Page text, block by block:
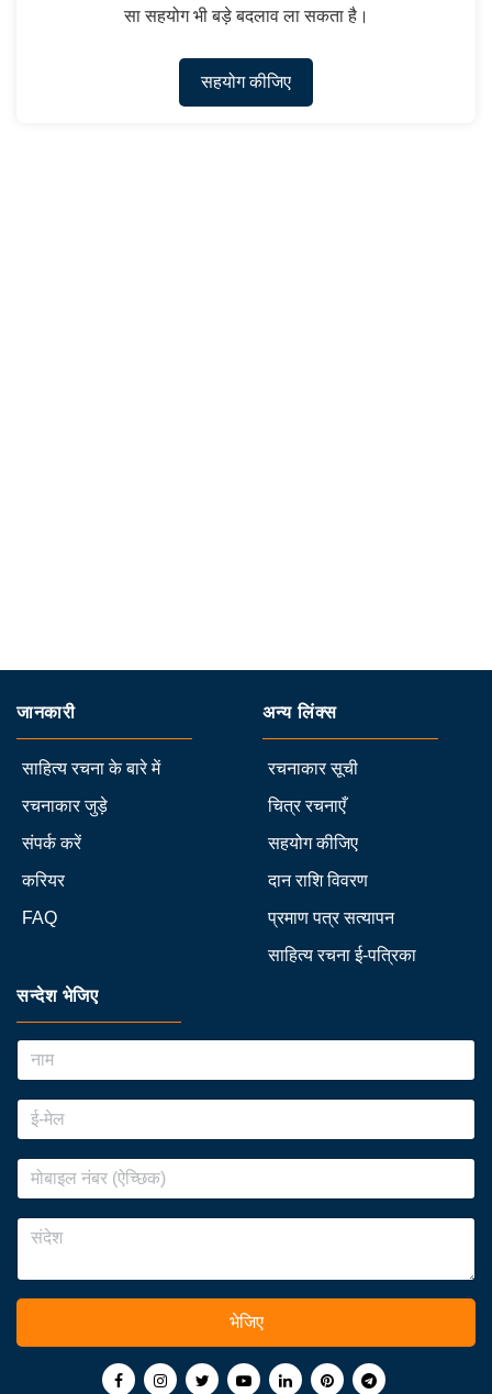
सा सहयोग भी बड़े बदलाव ला सकता है।
सहयोग कीजिए
जानकारी
साहित्य रचना के बारे में
रचनाकार जुड़े
संपर्क करें
करियर
FAQ
अन्य लिंक्स
रचनाकार सूची
चित्र रचनाएँ
सहयोग कीजिए
दान राशि विवरण
प्रमाण पत्र सत्यापन
साहित्य रचना ई-पत्रिका
सन्देश भेजिए
भेजिए